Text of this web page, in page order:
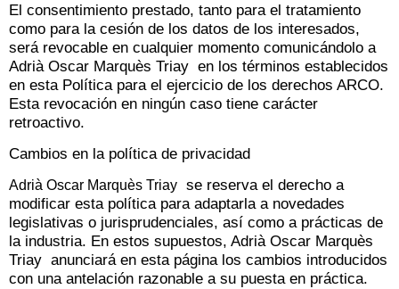
El consentimiento prestado, tanto para el tratamiento
como para la cesión de los datos de los interesados,
será revocable en cualquier momento comunicándolo a
Adrià Oscar Marquès Triay en los términos establecidos
en esta Política para el ejercicio de los derechos ARCO.
Esta revocación en ningún caso tiene carácter
retroactivo.
Cambios en la política de privacidad
Adrià Oscar Marquès Triay se reserva el derecho a
modificar esta política para adaptarla a novedades
legislativas o jurisprudenciales, así como a prácticas de
la industria. En estos supuestos, Adrià Oscar Marquès
Triay anunciará en esta página los cambios introducidos
con una antelación razonable a su puesta en práctica.